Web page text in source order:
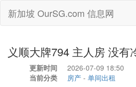
新加坡 OurSG.com 信息网
义顺大牌794 主人房 没
更新时间
2026-07-09 18:50
当前分类
房产 - 单间出租